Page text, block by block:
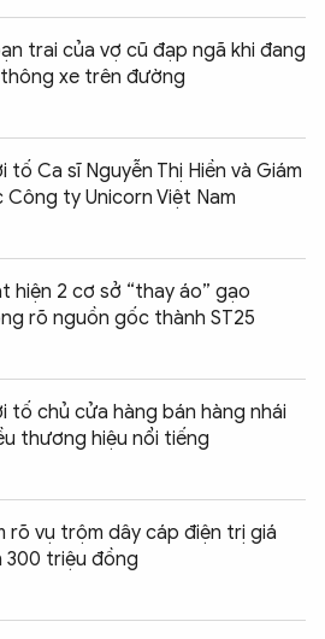
trai của vợ cũ đạp ngã khi đang
xe trên đường
tố Ca sĩ Nguyễn Thị Hiền và Giám
Công ty Unicorn Việt Nam
hiện 2 cơ sở “thay áo” gạo
rõ nguồn gốc thành ST25
tố chủ cửa hàng bán hàng nhái
thương hiệu nổi tiếng
rõ vụ trộm dây cáp điện trị giá
300 triệu đồng